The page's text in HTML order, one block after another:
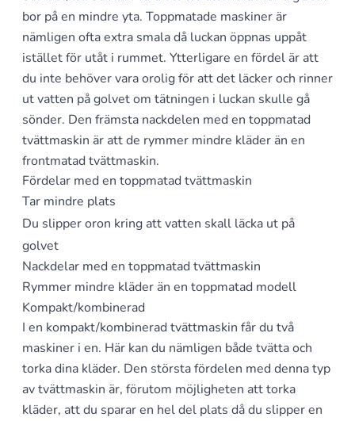
bor på en mindre yta. Toppmatade maskiner är
nämligen ofta extra smala då luckan öppnas uppåt
istället för utåt i rummet. Ytterligare en fördel är att
du inte behöver vara orolig för att det läcker och rinner
ut vatten på golvet om tätningen i luckan skulle gå
sönder. Den främsta nackdelen med en toppmatad
tvättmaskin är att de rymmer mindre kläder än en
frontmatad tvättmaskin.
Fördelar med en toppmatad tvättmaskin
Tar mindre plats
Du slipper oron kring att vatten skall läcka ut på
golvet
Nackdelar med en toppmatad tvättmaskin
Rymmer mindre kläder än en toppmatad modell
Kompakt/kombinerad
I en kompakt/kombinerad tvättmaskin får du två
maskiner i en. Här kan du nämligen både tvätta och
torka dina kläder. Den största fördelen med denna typ
av tvättmaskin är, förutom möjligheten att torka
kläder, att du sparar en hel del plats då du slipper en